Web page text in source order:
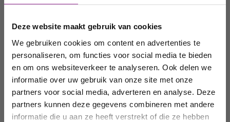
Deze website maakt gebruik van cookies
We gebruiken cookies om content en advertenties te
personaliseren, om functies voor social media te bieden
en om ons websiteverkeer te analyseren. Ook delen we
informatie over uw gebruik van onze site met onze
partners voor social media, adverteren en analyse. Deze
partners kunnen deze gegevens combineren met andere
informatie die u aan ze heeft verstrekt of die ze hebben
Alcoholvrije
wijnen
Vegan wijnen
Biologische
wijn
volgende
order!
Wij houden u graag op de
hoogte van onze acties,
wijnhuizen en uw
favoriete wijnen!